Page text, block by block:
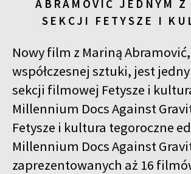
ABRAMOVIĆ JEDNYM Z
SEKCJI FETYSZE I
Nowy film z Mariną
współczesnej sztuki, jest
sekcji filmowej Fetysze i
Millennium Docs Against
Fetysze i kultura tegoroczne
Millennium Docs Against
zaprezentowanych aż 16